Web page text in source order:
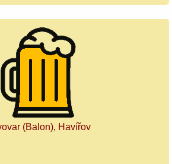
(Balon), Havířov